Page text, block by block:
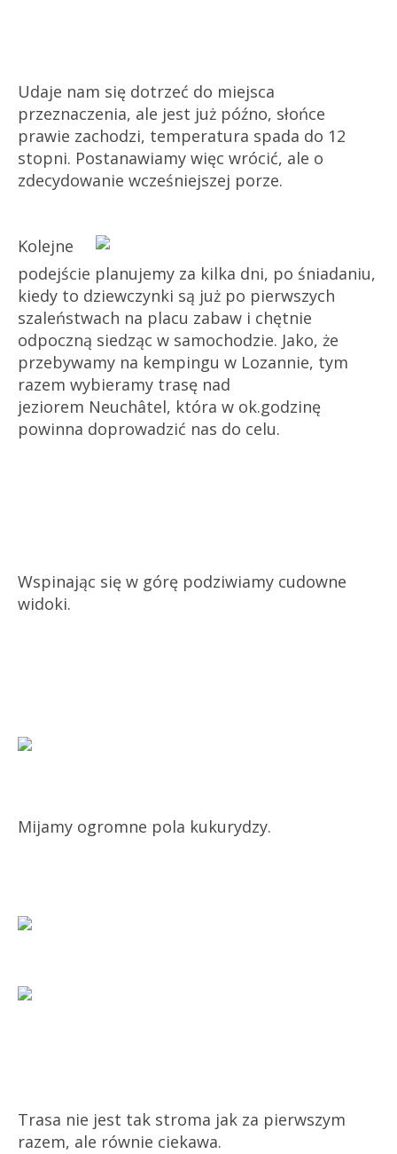
Udaje nam się dotrzeć do miejsca
przeznaczenia, ale jest już późno, słońce
prawie zachodzi, temperatura spada do 12
stopni. Postanawiamy więc wrócić, ale o
zdecydowanie wcześniejszej porze.
Kolejne
podejście planujemy za kilka dni, po śniadaniu,
kiedy to dziewczynki są już po pierwszych
szaleństwach na placu zabaw i chętnie
odpoczną siedząc w samochodzie. Jako, że
przebywamy na kempingu w Lozannie, tym
razem wybieramy trasę nad
jeziorem Neuchâtel, która w ok.godzinę
powinna doprowadzić nas do celu.
Wspinając się w górę podziwiamy cudowne
widoki.
Mijamy ogromne pola kukurydzy.
Trasa nie jest tak stroma jak za pierwszym
razem, ale równie ciekawa.